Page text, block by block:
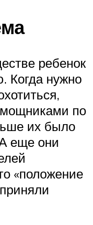
ребенок
Когда нужно
по
их было
еще они
«положение